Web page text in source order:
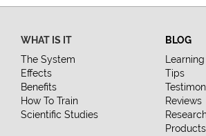
WHAT IS IT
The System
Effects
Benefits
How To Train
Scientific Studies
BLOG
Learning
Tips
Reviews
Products